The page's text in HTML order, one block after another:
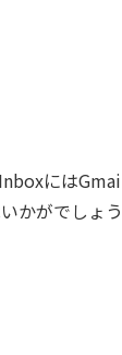
には
かがでしょ